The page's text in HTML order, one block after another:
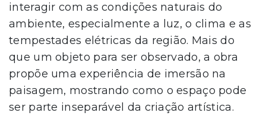
interagir com as condições naturais do
ambiente, especialmente a luz, o clima e as
tempestades elétricas da região. Mais do
que um objeto para ser observado, a obra
propõe uma experiência de imersão na
paisagem, mostrando como o espaço pode
ser parte inseparável da criação artística.